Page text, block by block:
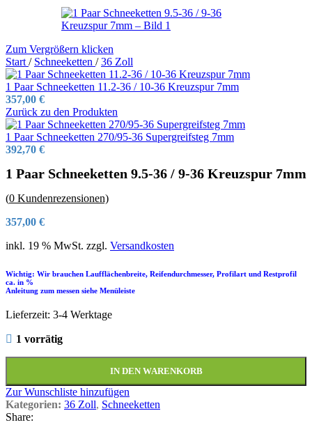
Zum Vergrößern klicken
Start / Schneeketten / 36 Zoll
1 Paar Schneeketten 11.2-36 / 10-36 Kreuzspur 7mm
357,00 €
Zurück zu den Produkten
1 Paar Schneeketten 270/95-36 Supergreifsteg 7mm
392,70 €
1 Paar Schneeketten 9.5-36 / 9-36 Kreuzspur 7mm
(0 Kundenrezensionen)
357,00 €
inkl. 19 % MwSt. zzgl. Versandkosten
Wichtig: Wir brauchen Laufflächenbreite, Reifendurchmesser, Profilart und Restprofil
ca. in %
Anleitung zum messen siehe Menüleiste
Lieferzeit: 3-4 Werktage
1 vorrätig
IN DEN WARENKORB
Zur Wunschliste hinzufügen
Kategorien: 36 Zoll, Schneeketten
Share: